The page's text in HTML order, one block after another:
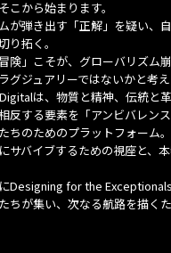
こから始まります。
が弾き出す「正解」を疑い、
り拓く。
険」こそが、グローバリズム
グジュアリーではないかと考え
は、物質と精神、伝統と
相反する要素を「アンビバレン
ちのためのプラットフォーム。
サバイブするための視座と、
Designing for the Exceptionals
ちが集い、次なる航路を描く